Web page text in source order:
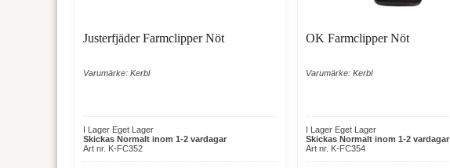
Justerfjäder Farmclipper Nöt
Varumärke: Kerbl
I Lager Eget Lager
Skickas Normalt inom 1-2 vardagar
Art nr. K-FC352
OK Farmclipper Nöt
Varumärke: Kerbl
I Lager Eget Lager
Skickas Normalt inom 1-2 vardagar
Art nr. K-FC354